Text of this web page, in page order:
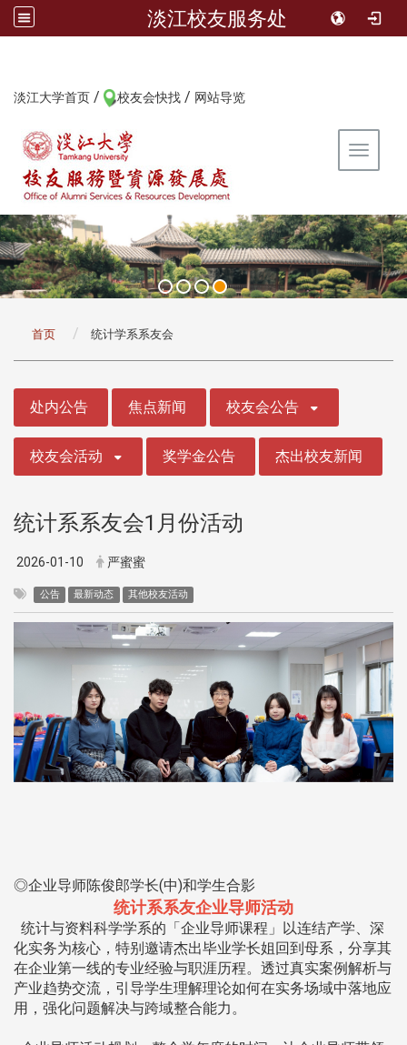
淡江校友服务处
淡江大学首页 / 校友会快找 / 网站导览
Toggle
首页 统计学系系友会
处内公告 焦点新闻 校友会公告
校友会活动 奖学金公告 杰出校友新闻
统计系系友会1月份活动
2026-01-10 严蜜蜜
公告 最新动态 其他校友活动
◎企业导师陈俊郎学长(中)和学生合影
统计系系友企业导师活动
统计与资料科学学系的「企业导师课程」以连结产学、深
化实务为核心，特别邀请杰出毕业学长姐回到母系，分享其
在企业第一线的专业经验与职涯历程。透过真实案例解析与
产业趋势交流，引导学生理解理论如何在实务场域中落地应
用，强化问题解决与跨域整合能力。